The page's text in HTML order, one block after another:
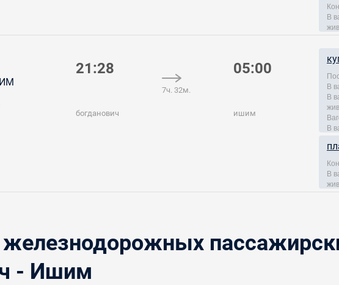
В
21:28
богданович
7ч. 32м.
05:00
ишим
В
В
В
В
- Ишим